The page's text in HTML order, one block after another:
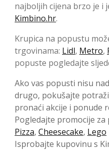
najboljih cijena brzo je i
Kimbino.hr.
Krupica na popustu
trgovinama: Lidl, Metro,
popuste pogledajte
Ako vas popusti nisu
drugo, pokušajte
pronaći akcije i ponude
Pogledajte promocije
Pizza, Cheesecake, Lego
Isprobajte kupovinu s